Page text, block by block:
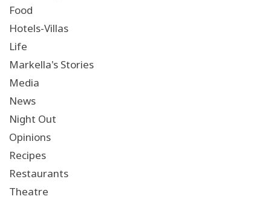
Food
Hotels-Villas
Life
Markella's Stories
Media
News
Night Out
Opinions
Recipes
Restaurants
Theatre